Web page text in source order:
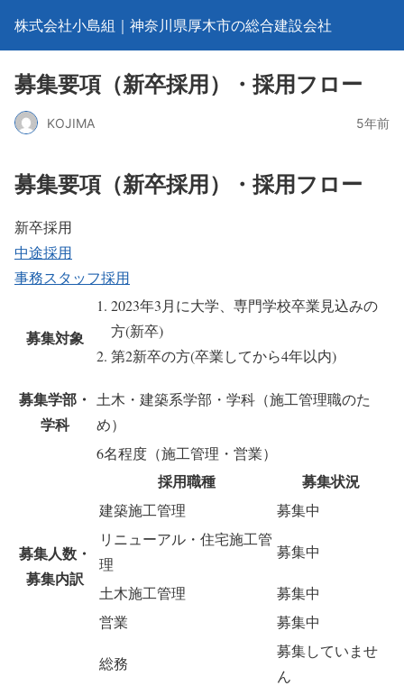
株式会社小島組｜神奈川県厚木市の総合建設会社
募集要項（新卒採用）・採用フロー
KOJIMA 5年前
募集要項（新卒採用）・採用フロー
新卒採用
中途採用
事務スタッフ採用
募集対象
2023年3月に大学、専門学校卒業見込みの
方(新卒)
第2新卒の方(卒業してから4年以内)
募集学部・
学科
土木・建築系学部・学科（施工管理職のた
め）
募集人数・
募集内訳
6名程度（施工管理・営業）
採用職種 募集状況
建築施工管理
募集中
リニューアル・住宅施工管
理
募集中
土木施工管理
募集中
営業
募集中
総務
募集していませ
ん